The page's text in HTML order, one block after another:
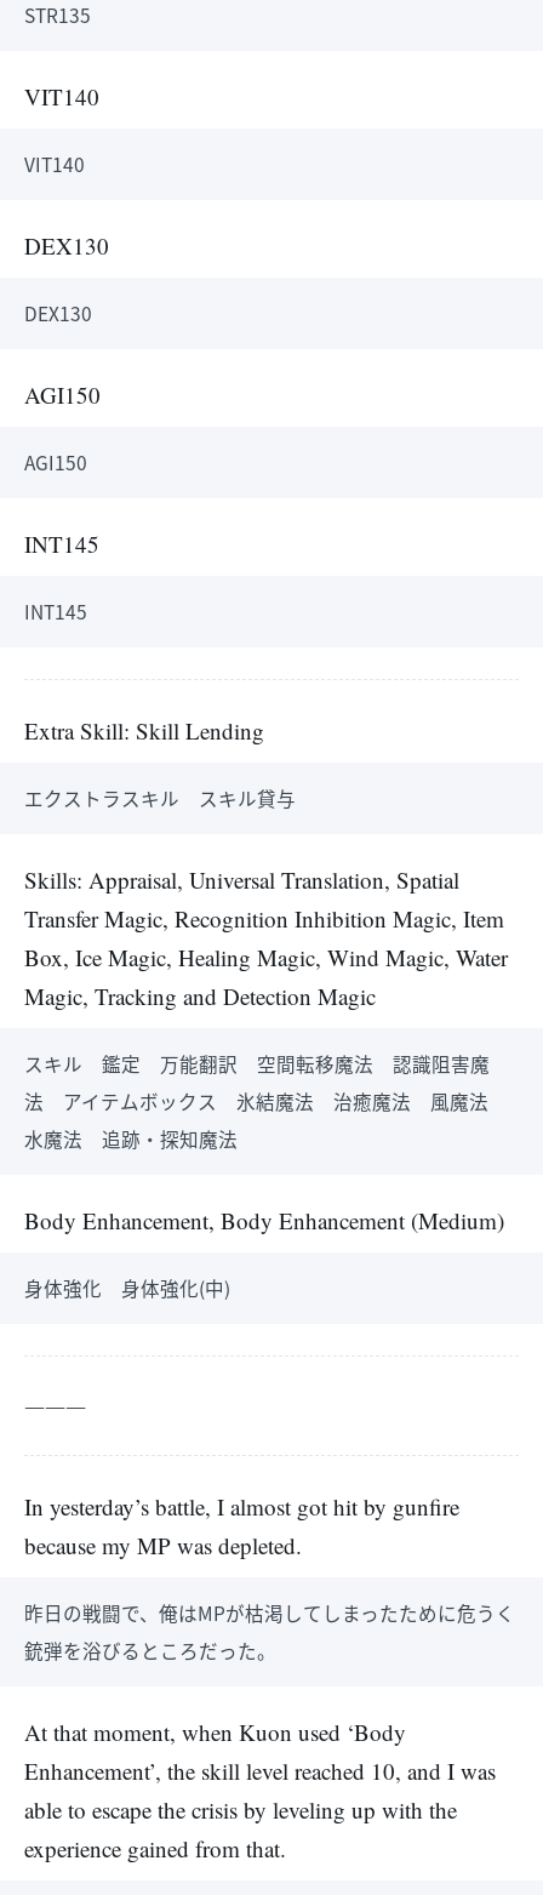
STR135
VIT140
VIT140
DEX130
DEX130
AGI150
AGI150
INT145
INT145
Extra Skill: Skill Lending
エクストラスキル スキル貸与
Skills: Appraisal, Universal Translation, Spatial
Transfer Magic, Recognition Inhibition Magic, Item
Box, Ice Magic, Healing Magic, Wind Magic, Water
Magic, Tracking and Detection Magic
スキル 鑑定 万能翻訳 空間転移魔法 認識阻害魔
法 アイテムボックス 氷結魔法 治癒魔法 風魔法
水魔法 追跡・探知魔法
Body Enhancement, Body Enhancement (Medium)
身体強化 身体強化(中)
―――
In yesterday’s battle, I almost got hit by gunfire
because my MP was depleted.
昨日の戦闘で、俺はMPが枯渇してしまったために危うく
銃弾を浴びるところだった。
At that moment, when Kuon used ‘Body
Enhancement’, the skill level reached 10, and I was
able to escape the crisis by leveling up with the
experience gained from that.